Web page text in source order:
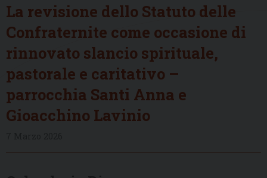
La revisione dello Statuto delle
Confraternite come occasione di
rinnovato slancio spirituale,
pastorale e caritativo –
parrocchia Santi Anna e
Gioacchino Lavinio